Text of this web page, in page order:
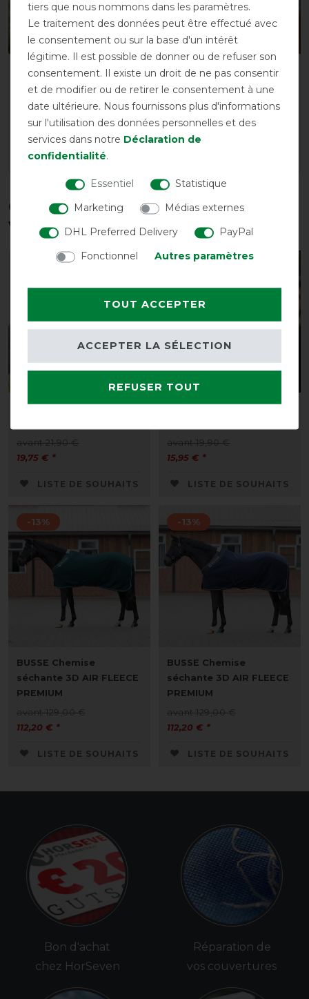
Masque anti-mouches
BUSSE FLY GUARD FREE
avant 19,85 €
17,30 € *
LISTE DE SOUHAITS
BUSSE Masque Anti-
mouche FLY GUARD
avant 24,00 €
20,85 € *
Ces produits pourraient également
vous intéresser
avant 21,90 €
19,75 € *
LISTE DE SOUHAITS
avant 19,90 €
15,95 € *
LISTE DE SOUHAITS
-13%
BUSSE Chemise
séchante 3D AIR FLEECE
PREMIUM
avant 129,00 €
112,20 € *
LISTE DE SOUHAITS
-13%
BUSSE Chemise
séchante 3D AIR FLEECE
PREMIUM
avant 129,00 €
112,20 € *
LISTE DE SOUHAITS
Bon d'achat
chez HorSeven
Réparation de
vos couvertures
tiers que nous nommons dans les paramètres.
Le traitement des données peut être effectué avec
le consentement ou sur la base d'un intérêt
légitime. Il est possible de donner ou de refuser son
consentement. Il existe un droit de ne pas consentir
et de modifier ou de retirer le consentement à une
date ultérieure. Nous fournissons plus d'informations
sur l'utilisation des données personnelles et des
services dans notre Déclaration de
confidentialité.
Essentiel
Statistique
Marketing
Médias externes
DHL Preferred Delivery
PayPal
Fonctionnel
Autres paramètres
TOUT ACCEPTER
REFUSER TOUT
ACCEPTER LA SÉLECTION